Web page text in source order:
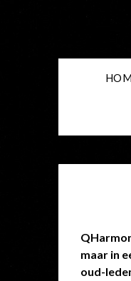
maar in
oud-